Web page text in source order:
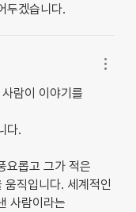
두겠습니다.
사람이 이야기를
다.
요롭고 그가 적은
직입니다. 세계적인
사람이라는